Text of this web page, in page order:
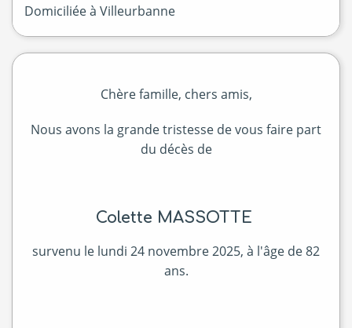
Domiciliée à Villeurbanne
Chère famille, chers amis,
Nous avons la grande tristesse de vous faire part
du décès de
Colette MASSOTTE
survenu le lundi 24 novembre 2025, à l'âge de 82
ans.